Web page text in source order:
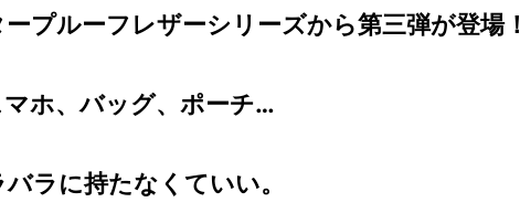
プルーフレザーシリーズから第三弾が登場！
マホ、バッグ、ポーチ…
ラに持たなくていい。